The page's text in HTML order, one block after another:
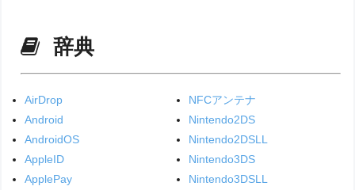
辞典
AirDrop
Android
AndroidOS
AppleID
ApplePay
NFCアンテナ
Nintendo2DS
Nintendo2DSLL
Nintendo3DS
Nintendo3DSLL